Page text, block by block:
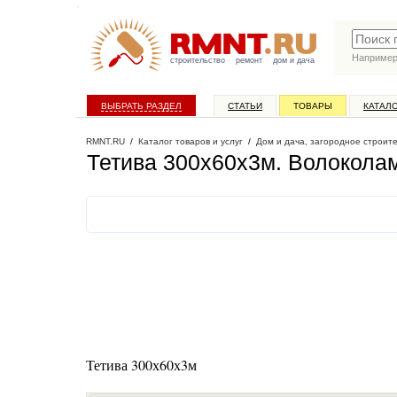
строительство ремонт дом и дача
ВЫБРАТЬ РАЗДЕЛ СТАТЬИ ТОВАРЫ
RMNT.RU / Каталог товаров и услуг / Дом и дача, загородное
Тетива 300х60х3м.
Тетива 300х60х3м